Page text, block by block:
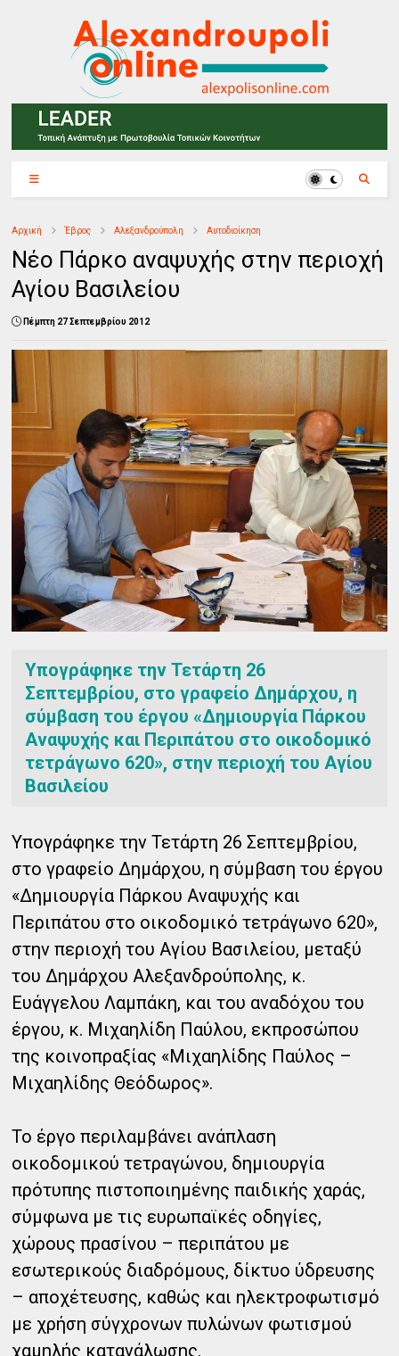
Αρχική Έβρος Αλεξανδρούπολη Αυτοδιοίκηση
Νέο Πάρκο αναψυχής στην περιοχή
Αγίου Βασιλείου
Πέμπτη 27 Σεπτεμβρίου 2012
Υπογράφηκε την Τετάρτη 26
Σεπτεμβρίου, στο γραφείο Δημάρχου, η
σύμβαση του έργου «Δημιουργία Πάρκου
Αναψυχής και Περιπάτου στο οικοδομικό
τετράγωνο 620», στην περιοχή του Αγίου
Βασιλείου
Υπογράφηκε την Τετάρτη 26 Σεπτεμβρίου,
στο γραφείο Δημάρχου, η σύμβαση του έργου
«Δημιουργία Πάρκου Αναψυχής και
Περιπάτου στο οικοδομικό τετράγωνο 620»,
στην περιοχή του Αγίου Βασιλείου, μεταξύ
του Δημάρχου Αλεξανδρούπολης, κ.
Ευάγγελου Λαμπάκη, και του αναδόχου του
έργου, κ. Μιχαηλίδη Παύλου, εκπροσώπου
της κοινοπραξίας «Μιχαηλίδης Παύλος –
Μιχαηλίδης Θεόδωρος».
Το έργο περιλαμβάνει ανάπλαση
οικοδομικού τετραγώνου, δημιουργία
πρότυπης πιστοποιημένης παιδικής χαράς,
σύμφωνα με τις ευρωπαϊκές οδηγίες,
χώρους πρασίνου – περιπάτου με
εσωτερικούς διαδρόμους, δίκτυο ύδρευσης
– αποχέτευσης, καθώς και ηλεκτροφωτισμό
με χρήση σύγχρονων πυλώνων φωτισμού
χαμηλής κατανάλωσης.